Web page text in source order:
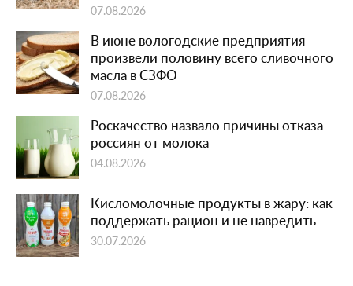
07.08.2026
В июне вологодские предприятия
произвели половину всего сливочного
масла в СЗФО
07.08.2026
Роскачество назвало причины отказа
россиян от молока
04.08.2026
Кисломолочные продукты в жару: как
поддержать рацион и не навредить
30.07.2026